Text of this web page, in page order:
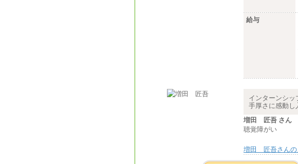
給与
インターンシ
手厚さに感動し
増田 匠吾 さん
聴覚障がい
増田 匠吾さんの